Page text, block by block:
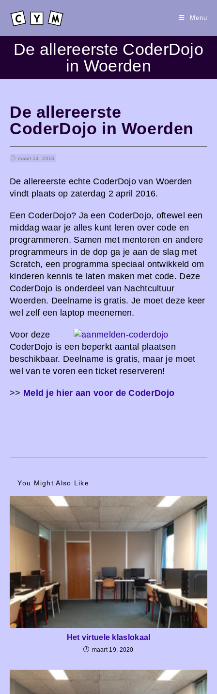
Menu
De allereerste CoderDojo
in Woerden
De allereerste
CoderDojo in Woerden
maart 24, 2016
De allereerste echte CoderDojo van Woerden
vindt plaats op zaterdag 2 april 2016.
Een CoderDojo? Ja een CoderDojo, oftewel een
middag waar je alles kunt leren over code en
programmeren. Samen met mentoren en andere
programmeurs in de dop ga je aan de slag met
Scratch, een programma speciaal ontwikkeld om
kinderen kennis te laten maken met code. Deze
CoderDojo is onderdeel van Nachtcultuur
Woerden. Deelname is gratis. Je moet deze keer
wel zelf een laptop meenemen.
Voor deze
CoderDojo is een beperkt aantal plaatsen
beschikbaar. Deelname is gratis, maar je moet
wel van te voren een ticket reserveren!
>> Meld je hier aan voor de CoderDojo
You Might Also Like
Het virtuele klaslokaal
maart 19, 2020